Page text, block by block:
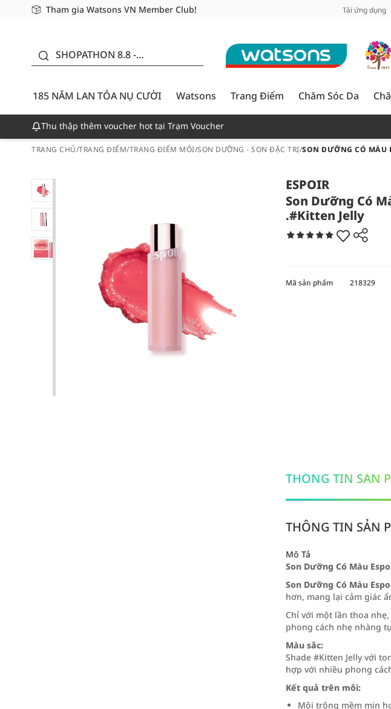
Tham gia Watsons VN Member Club!
Miễn phí giao hàng cho đơn hàng từ 249,000Đ
Giao hàng nhanh 24h - Áp dụng khu vực TP. Hồ Chí Minh Tải ứng dụng
SHOPATHON 8.8 -
CƯỜI - GIẢM ĐẾN
50%
185 NĂM LAN TỎA NỤ CƯỜI
Watsons Trang Điểm Chăm Sóc Da
Thu thập thêm voucher hot tại Trạm Voucher
TRANG CHỦ/TRANG ĐIỂM/TRANG ĐIỂM MÔI/SON DƯỠNG - SON ĐẶC TRỊ/SON DƯỠNG CÓ MÀU
ESPOIR
Son Dưỡng Có
.#Kitten Jelly
Mã sản phẩm 218329
THÔNG TIN SẢN
THÔNG TIN SẢN
Mô Tả
Son Dưỡng Có Màu
Son Dưỡng Có Màu
hơn, mang lại cảm giác
Chỉ với một lần thoa
phong cách nhẹ nhàng
Màu sắc:
Shade #Kitten Jelly với
hợp với nhiều phong
Kết quả trên môi:
Môi trông mềm mịn